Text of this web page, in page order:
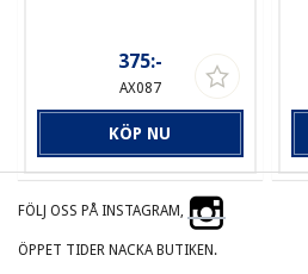
375:-
AX087
KÖP NU
FÖLJ OSS PÅ INSTAGRAM,
ÖPPET TIDER NACKA BUTIKEN.